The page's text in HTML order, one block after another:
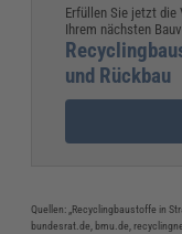
Erfüllen Sie jetzt die
Ihrem nächsten
und Rückbau
Quellen: „Recyclingbaustoffe in
bundesrat.de, bmu.de,